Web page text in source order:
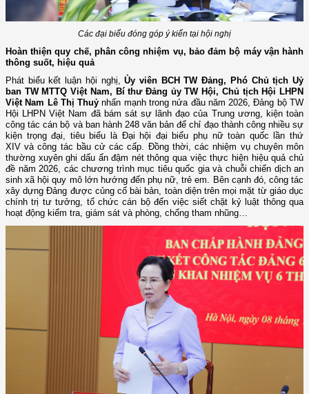
Các đại biểu đóng góp ý kiến tại hội nghị
Hoàn thiện quy chế, phân công nhiệm vụ, bảo đảm bộ máy vận hành
thông suốt, hiệu quả
Phát biểu kết luận hội nghị,Ủy viên BCH TW Đảng, Phó Chủ tịch Uỷ
ban TW MTTQ Việt Nam, Bí thư Đảng ủy TW Hội, Chủ tịch Hội LHPN
Việt Nam Lê Thị Thuỷ nhấn mạnh trong nửa đầu năm 2026,Đảng bộ TW
Hội LHPN Việt Nam đã bám sát sự lãnh đạo của Trung ương, kiện toàn
công tác cán bộ và ban hành 248 văn bản để chỉ đạo thành công nhiều sự
kiện trọng đại, tiêu biểu là Đại hội đại biểu phụ nữ toàn quốc lần thứ
XIV và công tác bầu cử các cấp. Đồng thời, các nhiệm vụ chuyên môn
thường xuyên ghi dấu ấn đậm nét thông qua việc thực hiện hiệu quả chủ
đề năm 2026, các chương trình mục tiêu quốc gia và chuỗi chiến dịch an
sinh xã hội quy mô lớn hướng đến phụ nữ, trẻ em. Bêncạnhđó, công tác
xây dựng Đảng được củng cố bài bản, toàn diện trên mọi mặt từ giáo dục
chính trị tư tưởng, tổ chức cán bộ đến việc siết chặt kỷ luật thông qua
hoạt động kiểm tra, giám sát và phòng, chống tham nhũng…